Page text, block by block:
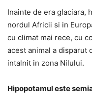
Inainte de era glaciara,
nordul Africii si in
cu climat mai rece, cu
acest animal a disparut
intalnit in zona Nilului.
Hipopotamul este